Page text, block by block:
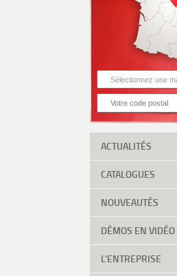
ACTUALITÉS
CATALOGUES
NOUVEAUTÉS
DÉMOS EN VIDÉO
L'ENTREPRISE